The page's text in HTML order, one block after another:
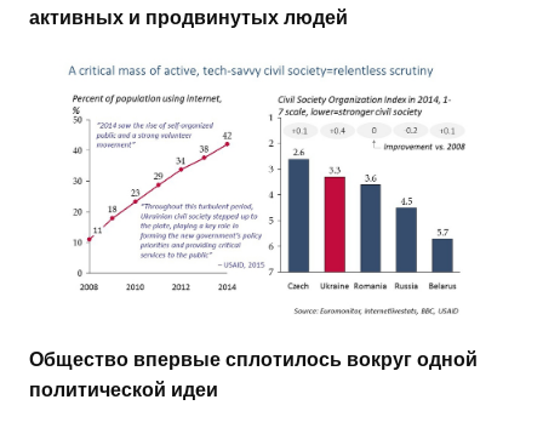
активных и продвинутых людей
Общество впервые сплотилось вокруг одной
политической идеи